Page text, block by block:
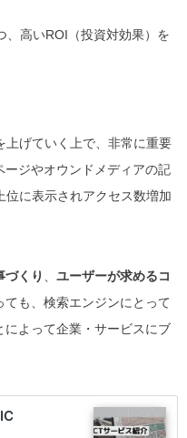
、高いROI（投資対効果）を
上げていく上で、非常に重要
ジやオウンドメディアの記
位に表示されアクセス数増加
づくり
ユーザーが求めるコ
も、 検索エンジンにとって
によって企業・サービスにブ